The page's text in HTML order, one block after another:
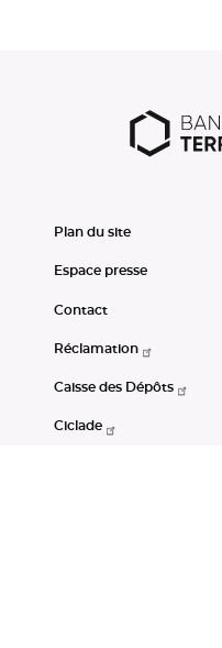
Plan du site
Espace presse
Contact
Réclamation
Caisse des Dépôts
Ciclade